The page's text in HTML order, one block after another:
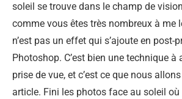
soleil se trouve dans le champ de
comme vous êtes très nombreux à me
n’est pas un effet qui s’ajoute en post-
Photoshop. C’est bien une technique à
prise de vue, et c’est ce que nous
article. Fini les photos face au soleil où